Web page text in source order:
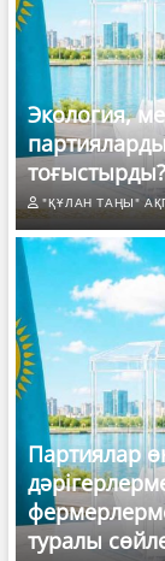
Экология,
тоғыстырды?
"ҚҰЛАН ТАҢЫ"
Партиялар
туралы